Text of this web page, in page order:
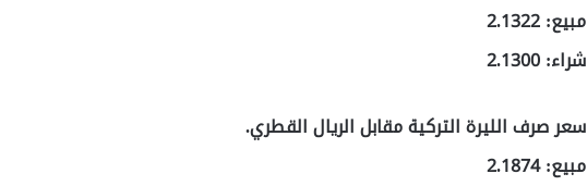
مبيع: 2.1322
شراء: 2.1300
سعر صرف الليرة التركية مقابل الريال القطري.
مبيع: 2.1874